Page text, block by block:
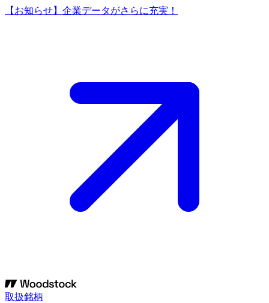
【お知らせ】企業データがさらに充実！
取扱銘柄